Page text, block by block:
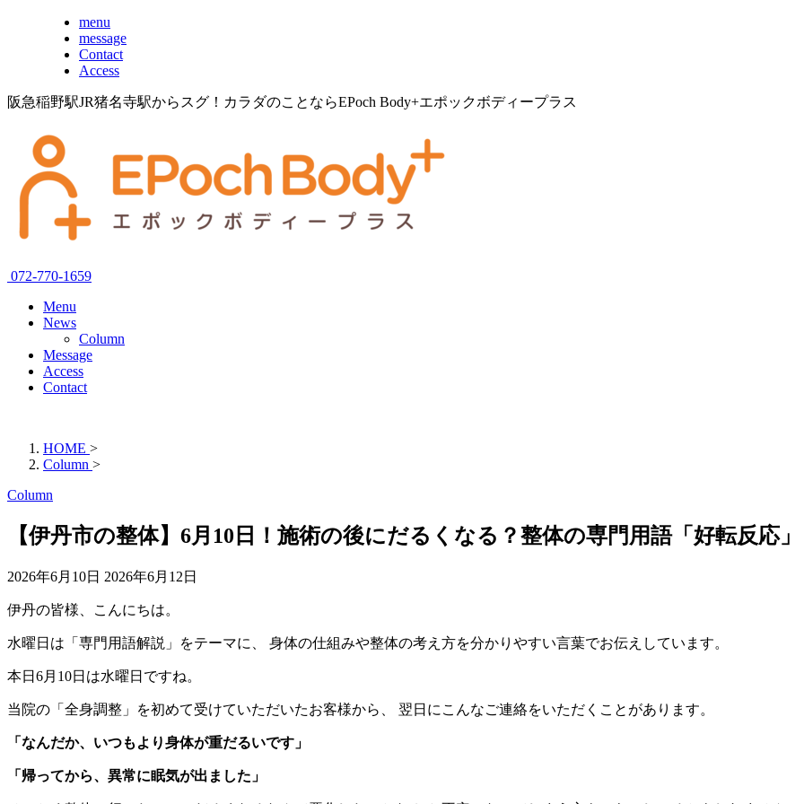
menu
message
Contact
Access
阪急稲野駅JR猪名寺駅からスグ！カラダのことならEPoch Body+エポックボディープラス
072-770-1659
Menu
News
Column
Message
Access
Contact
HOME >
Column >
Column
【伊丹市の整体】6月10日！施術の後にだるくなる？整体の専門用語「好転反応
2026年6月10日 2026年6月12日
伊丹の皆様、こんにちは。
水曜日は「専門用語解説」をテーマに、 身体の仕組みや整体の考え方を分かりやすい言葉でお伝えしています。
本日6月10日は水曜日ですね。
当院の「全身調整」を初めて受けていただいたお客様から、 翌日にこんなご連絡をいただくことがあります。
「なんだか、いつもより身体が重だるいです」
「帰ってから、異常に眠気が出ました」